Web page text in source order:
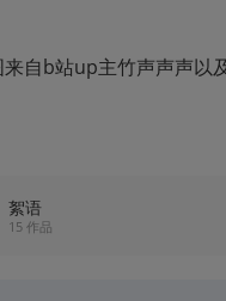
来自b站up主竹声声声以
絮语
15 作品